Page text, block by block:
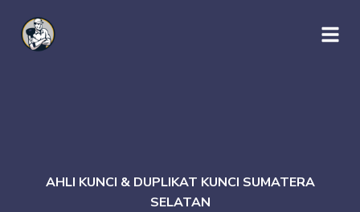
AHLI KUNCI & DUPLIKAT KUNCI SUMATERA
SELATAN